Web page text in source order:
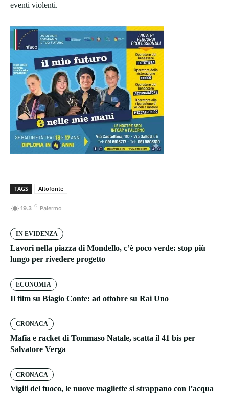
eventi violenti.
TAGS Altofonte
19.3 C Palermo
IN EVIDENZA
Lavori nella piazza di Mondello, c’è poco verde: stop più
lungo per rivedere progetto
ECONOMIA
Il film su Biagio Conte: ad ottobre su Rai Uno
CRONACA
Mafia e racket di Tommaso Natale, scatta il 41 bis per
Salvatore Verga
CRONACA
Vigili del fuoco, le nuove magliette si strappano con l’acqua